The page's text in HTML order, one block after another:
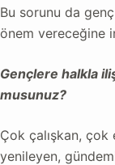
Bu sorunu da genç
önem vereceğine
Gençlere halkla
musunuz?
Çok çalışkan, çok
yenileyen,